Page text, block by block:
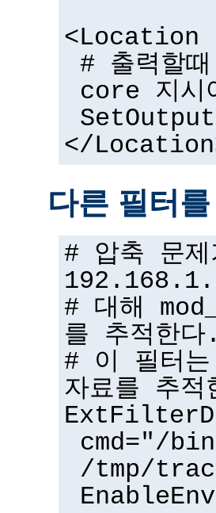
<Location
# 출력할
core 지시
</
다른 필터
# 압축 문
# 대해
를 추적한다.
# 이 필터
자료를 추적
cmd="/
/tmp/